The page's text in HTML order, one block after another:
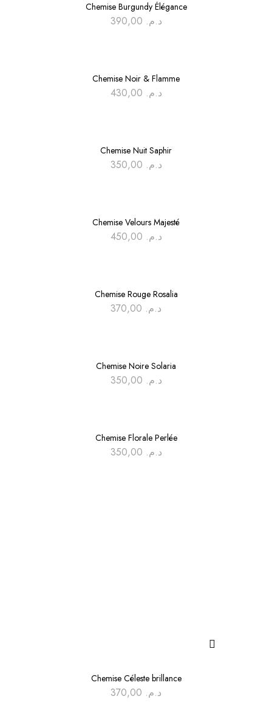
Chemise Burgundy Élégance
د.م.
Chemise Noir & Flamme
د.م.
Chemise Nuit Saphir
د.م.
Chemise Velours Majesté
د.م.
Chemise Rouge Rosalia
د.م.
Chemise Noire Solaria
د.م.
Chemise Florale Perlée
د.م.
Chemise Céleste brillance
د.م.